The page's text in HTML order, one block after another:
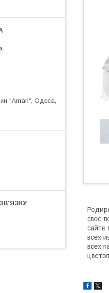
свое
сайте
всех
всех
"Amari", Одеса,